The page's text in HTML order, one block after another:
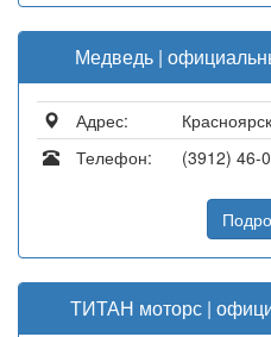
Медведь |
Адрес:
Телефон:
(3912) 46-
ТИТАН моторс |